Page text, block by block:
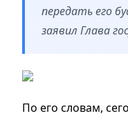
передать его
заявил Глава
По его словам,